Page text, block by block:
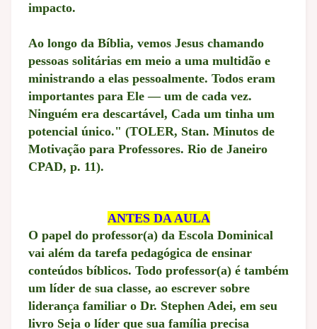
impacto.
Ao longo da Bíblia, vemos Jesus chamando
pessoas solitárias em meio a uma multidão e
ministrando a elas pessoalmente. Todos eram
importantes para Ele — um de cada vez.
Ninguém era descartável, Cada um tinha um
potencial único." (TOLER, Stan. Minutos de
Motivação para Professores. Rio de Janeiro
CPAD, p. 11).
ANTES DA AULA
O papel do professor(a) da Escola Dominical
vai além da tarefa pedagógica de ensinar
conteúdos bíblicos. Todo professor(a) é também
um líder de sua classe, ao escrever sobre
liderança familiar o Dr. Stephen Adei, em seu
livro Seja o líder que sua família precisa